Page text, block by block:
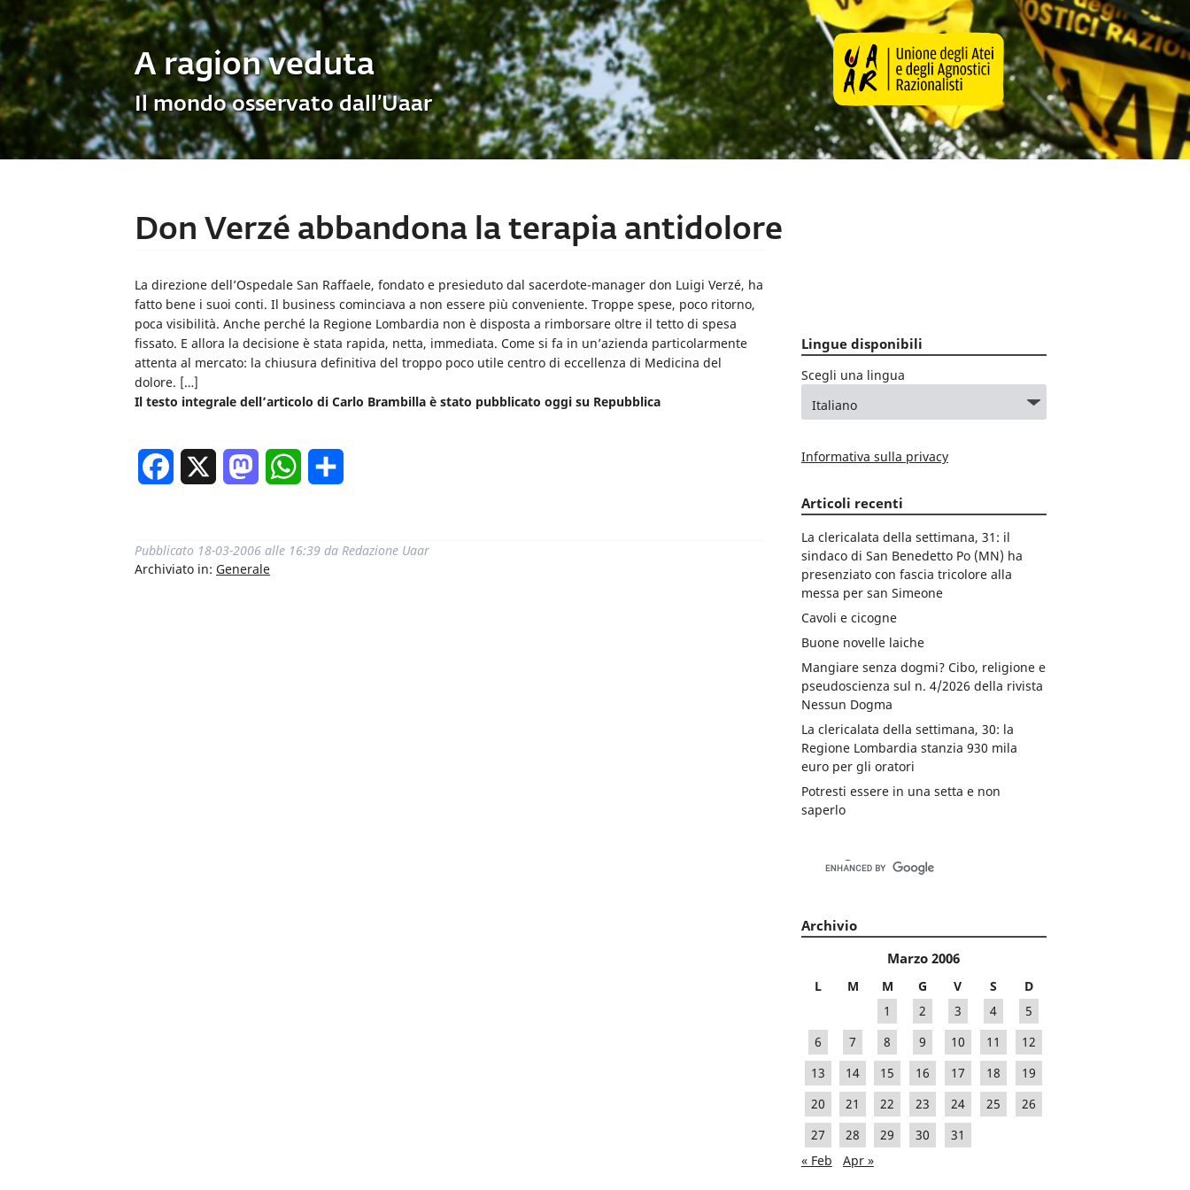
A ragion veduta
Il mondo osservato dall’Uaar
Don Verzé abbandona la terapia antidolore
La direzione dell’Ospedale San Raffaele, fondato e presieduto dal sacerdote-manager don Luigi Verzé, ha
fatto bene i suoi conti. Il business cominciava a non essere più conveniente. Troppe spese, poco ritorno,
poca visibilità. Anche perché la Regione Lombardia non è disposta a rimborsare oltre il tetto di spesa
fissato. E allora la decisione è stata rapida, netta, immediata. Come si fa in un’azienda particolarmente
attenta al mercato: la chiusura definitiva del troppo poco utile centro di eccellenza di Medicina del
dolore. […]
Il testo integrale dell’articolo di Carlo Brambilla è stato pubblicato oggi su Repubblica
Facebook MastodonWhatsApp
Pubblicato 18-03-2006 alle 16:39 da Redazione Uaar
Archiviato in: Generale
Lingue disponibili
Scegli una lingua
Informativa sulla privacy
Articoli recenti
La clericalata della settimana, 31: il
sindaco di San Benedetto Po (MN) ha
presenziato con fascia tricolore alla
messa per san Simeone
Cavoli e cicogne
Buone novelle laiche
Mangiare senza dogmi? Cibo, religione e
pseudoscienza sul n. 4/2026 della rivista
Nessun Dogma
La clericalata della settimana, 30: la
Regione Lombardia stanzia 930 mila
euro per gli oratori
Potresti essere in una setta e non
saperlo
Archivio
Marzo 2006
L M M G V S
D
1
2 3 4
5
6
7 8 9 10 11
12
13
14 15 16 17 18
19
20
21 22 23 24 25
26
27
28 29 30
31
« Feb
Apr »